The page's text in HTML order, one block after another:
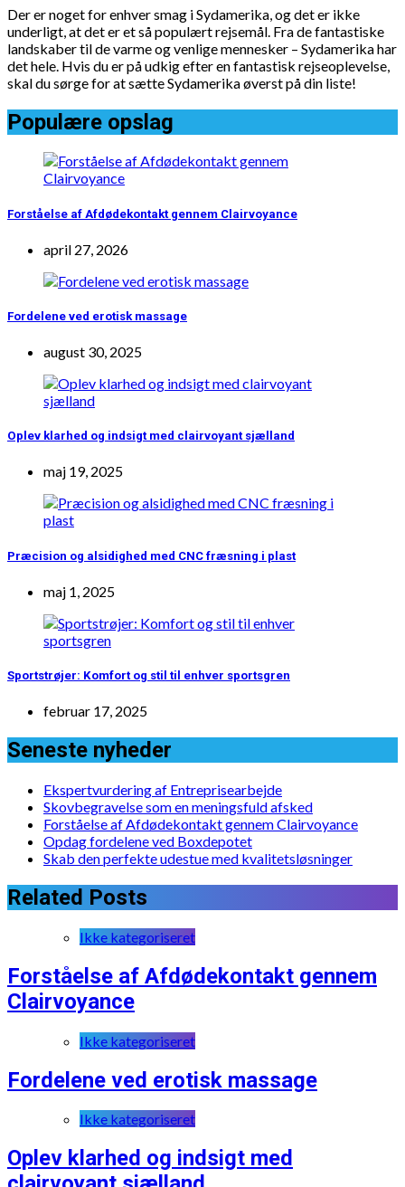
Der er noget for enhver smag i Sydamerika, og det er ikke
underligt, at det er et så populært rejsemål. Fra de fantastiske
landskaber til de varme og venlige mennesker – Sydamerika har
det hele. Hvis du er på udkig efter en fantastisk rejseoplevelse,
skal du sørge for at sætte Sydamerika øverst på din liste!
Populære opslag
Forståelse af Afdødekontakt gennem Clairvoyance
april 27, 2026
Fordelene ved erotisk massage
august 30, 2025
Oplev klarhed og indsigt med clairvoyant sjælland
maj 19, 2025
Præcision og alsidighed med CNC fræsning i plast
maj 1, 2025
Sportstrøjer: Komfort og stil til enhver sportsgren
februar 17, 2025
Seneste nyheder
Ekspertvurdering af Entreprisearbejde
Skovbegravelse som en meningsfuld afsked
Forståelse af Afdødekontakt gennem Clairvoyance
Opdag fordelene ved Boxdepotet
Skab den perfekte udestue med kvalitetsløsninger
Related Posts
Ikke kategoriseret
Forståelse af Afdødekontakt gennem
Clairvoyance
Ikke kategoriseret
Fordelene ved erotisk massage
Ikke kategoriseret
Oplev klarhed og indsigt med